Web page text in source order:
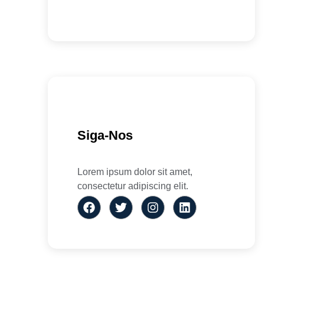
Siga-Nos
Lorem ipsum dolor sit amet,
consectetur adipiscing elit.